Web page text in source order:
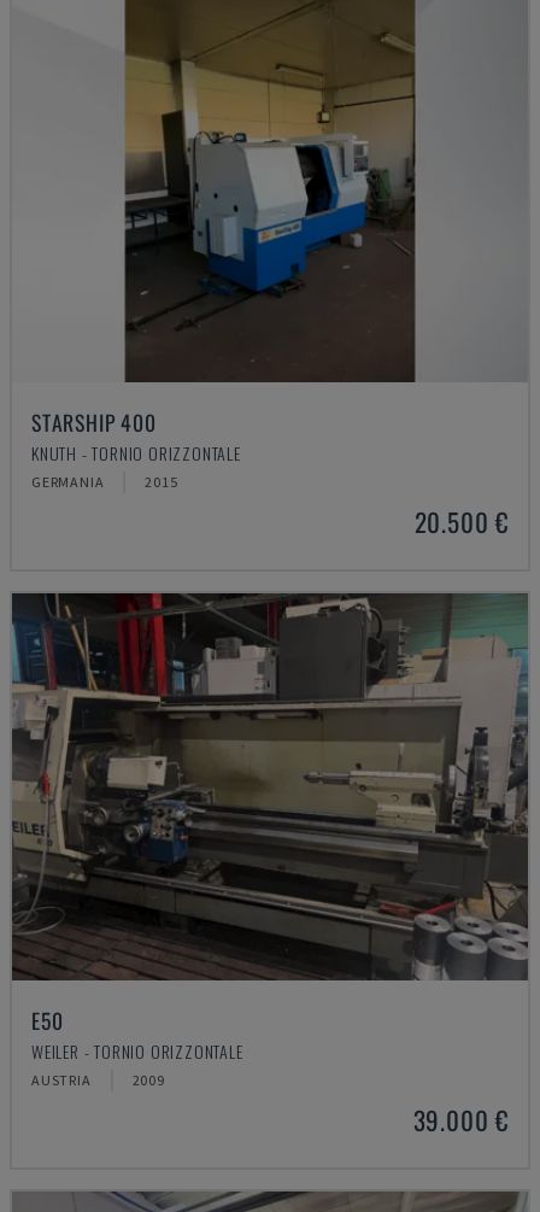
STARSHIP 400
KNUTH - TORNIO ORIZZONTALE
GERMANIA 2015
20.500 €
E50
WEILER - TORNIO ORIZZONTALE
AUSTRIA 2009
39.000 €